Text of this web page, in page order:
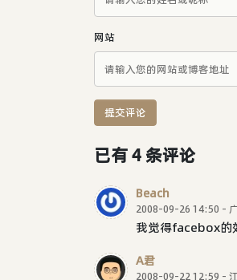
网站
提交评论
已有 4 条评论
Beach
2008-09-26 14:50 -
我觉得facebox的
A君
2008-09-22 12:59 -